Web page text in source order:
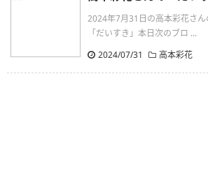
2024年7月31日の高本彩花さ
「だいすき」本日次のブロ ...
2024/07/31
高本彩花